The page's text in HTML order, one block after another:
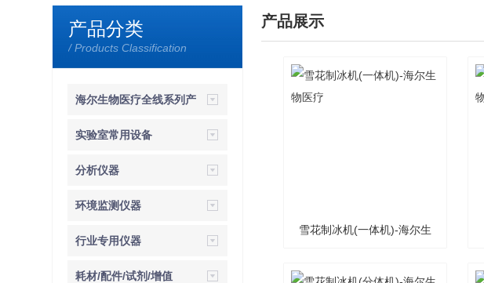
产品分类
/ Products Classification
海尔生物医疗全线系列产
品
实验室常用设备
分析仪器
环境监测仪器
行业专用仪器
耗材/配件/试剂/增值
产品展示
雪花制冰机(一体机)-海尔生